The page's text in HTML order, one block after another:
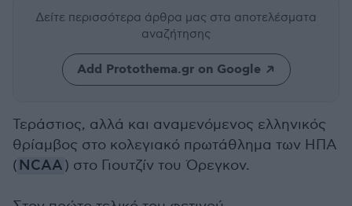
Δείτε περισσότερα άρθρα μας στα αποτελέσματα
αναζήτησης
Add Protothema.gr on Google
Τεράστιος, αλλά και αναμενόμενος ελληνικός
θρίαμβος στο κολεγιακό πρωτάθλημα των ΗΠΑ
(NCAA) στο Γιουτζίν του Όρεγκον.